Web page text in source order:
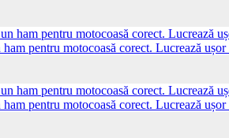
pentru motocoasă corect. Lucrează
pentru motocoasă corect. Lucrează